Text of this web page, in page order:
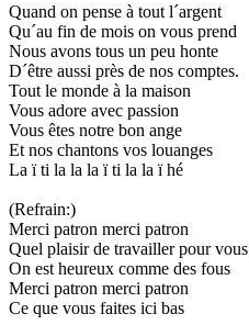
Quand on pense à tout l´argent
Qu´au fin de mois on vous prend
Nous avons tous un peu honte
D´être aussi près de nos comptes.
Tout le monde à la maison
Vous adore avec passion
Vous êtes notre bon ange
Et nos chantons vos louanges
La ï ti la la la ï ti la la ï hé
(Refrain:)
Merci patron merci patron
Quel plaisir de travailler pour vous
On est heureux comme des fous
Merci patron merci patron
Ce que vous faites ici bas